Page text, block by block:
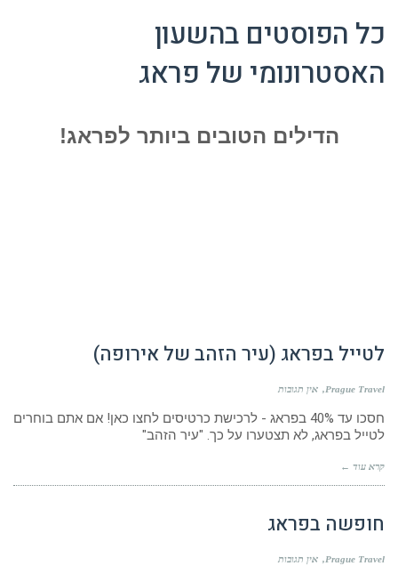
כל הפוסטים בהשעון
האסטרונומי של פראג
הדילים הטובים ביותר לפראג!
לטייל בפראג (עיר הזהב של אירופה)
Prague Travel אין תגובות
חסכו עד 40% בפראג - לרכישת כרטיסים לחצו כאן! אם אתם בוחרים
לטייל בפראג, לא תצטערו על כך. "עיר הזהב"
קרא עוד ←
חופשה בפראג
Prague Travel אין תגובות